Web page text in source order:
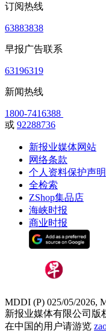
订阅热线
63883838
早报广告联系
63196319
新闻热线
1800-7416388
或 92288736
新报业媒体网站
网络条款
个人资料保护声明
全检索
ZShop集品店
海峡时报
商业时报
MDDI (P) 025/05/2026,
新报业媒体有限公司版
在中国的用户请游览